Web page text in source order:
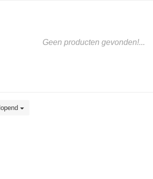
Geen producten gevonden!...